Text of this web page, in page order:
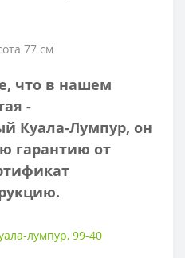
77 см
что в нашем
-
Куала-Лумпур, он
гарантию от
лумпур, 99-40